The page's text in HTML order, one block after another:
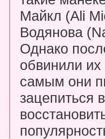
Майкл (Ali
Водянова
Однако
обвинили
самым они
зацепиться